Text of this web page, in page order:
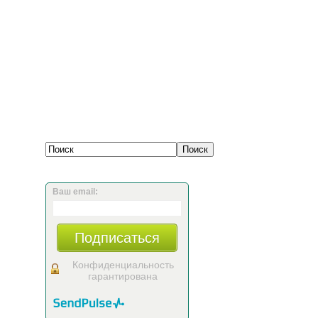
Ваш email:
Подписаться
Конфиденциальность
гарантирована